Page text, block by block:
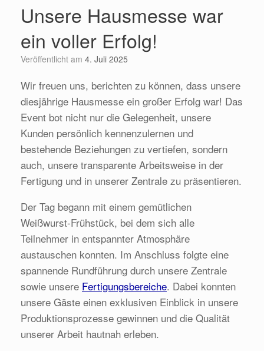
Unsere Hausmesse war
ein voller Erfolg!
Veröffentlicht am 4. Juli 2025
Wir freuen uns, berichten zu können, dass unsere
diesjährige Hausmesse ein großer Erfolg war! Das
Event bot nicht nur die Gelegenheit, unsere
Kunden persönlich kennenzulernen und
bestehende Beziehungen zu vertiefen, sondern
auch, unsere transparente Arbeitsweise in der
Fertigung und in unserer Zentrale zu präsentieren.
Der Tag begann mit einem gemütlichen
Weißwurst-Frühstück, bei dem sich alle
Teilnehmer in entspannter Atmosphäre
austauschen konnten. Im Anschluss folgte eine
spannende Rundführung durch unsere Zentrale
sowie unsere Fertigungsbereiche. Dabei konnten
unsere Gäste einen exklusiven Einblick in unsere
Produktionsprozesse gewinnen und die Qualität
unserer Arbeit hautnah erleben.